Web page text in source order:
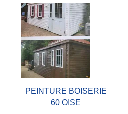
PEINTURE BOISERIE
60 OISE